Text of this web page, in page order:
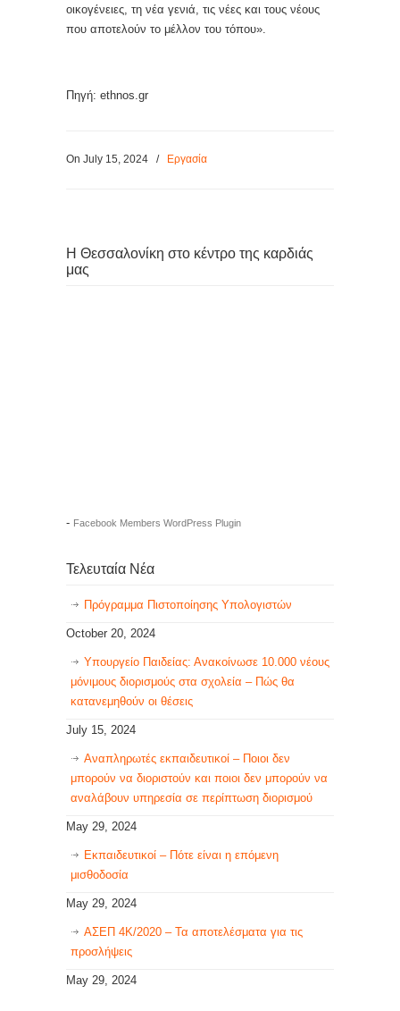
οικογένειες, τη νέα γενιά, τις νέες και τους νέους
που αποτελούν το μέλλον του τόπου».
Πηγή: ethnos.gr
On July 15, 2024 / Εργασία
Η Θεσσαλονίκη στο κέντρο της καρδιάς
μας
- Facebook Members WordPress Plugin
Τελευταία Νέα
Πρόγραμμα Πιστοποίησης Υπολογιστών
October 20, 2024
Υπουργείο Παιδείας: Ανακοίνωσε 10.000 νέους
μόνιμους διορισμούς στα σχολεία – Πώς θα
κατανεμηθούν οι θέσεις
July 15, 2024
Αναπληρωτές εκπαιδευτικοί – Ποιοι δεν
μπορούν να διοριστούν και ποιοι δεν μπορούν να
αναλάβουν υπηρεσία σε περίπτωση διορισμού
May 29, 2024
Εκπαιδευτικοί – Πότε είναι η επόμενη
μισθοδοσία
May 29, 2024
ΑΣΕΠ 4Κ/2020 – Τα αποτελέσματα για τις
προσλήψεις
May 29, 2024